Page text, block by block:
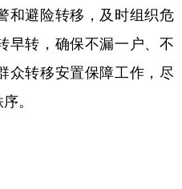
Français عربى
和避险转移，及时组织危
早转，确保不漏一户、不
众转移安置保障工作，尽
。